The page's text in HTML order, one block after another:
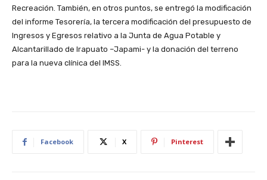
Recreación. También, en otros puntos, se entregó la modificación
del informe Tesorería, la tercera modificación del presupuesto de
lngresos y Egresos relativo a la Junta de Agua Potable y
Alcantarillado de Irapuato –Japami- y la donación del terreno
para la nueva clínica del IMSS.
Facebook X Pinterest